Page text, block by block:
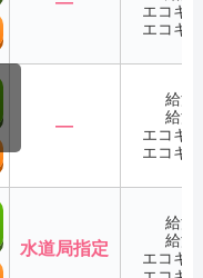
エコキ
エコキ
―
給湯
給湯
エコキ
エコキ
水道局指定
給湯
給湯
エコキ